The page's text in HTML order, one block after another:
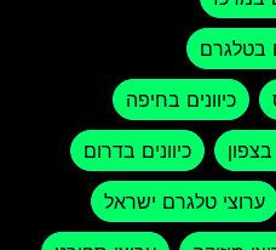
בטלגרם
כיוונים בחיפה
בצפון כיוונים בדרום
ערוצי טלגרם ישראל